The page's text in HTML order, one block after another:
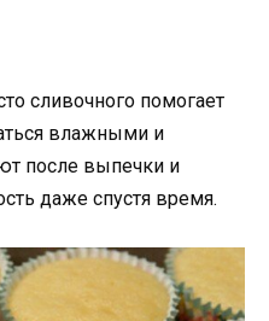
сливочного помогает
влажными и
после выпечки и
даже спустя время.